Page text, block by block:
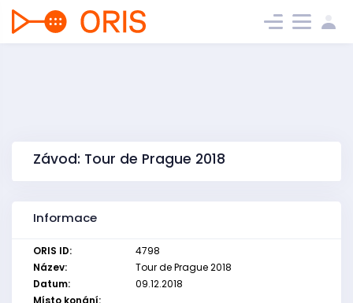
Závod: Tour de Prague 2018
Informace
ORIS ID:
4798
Název:
Tour de Prague 2018
Datum:
09.12.2018
Místo konání: